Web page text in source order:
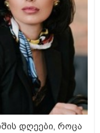
დღეები, როცა